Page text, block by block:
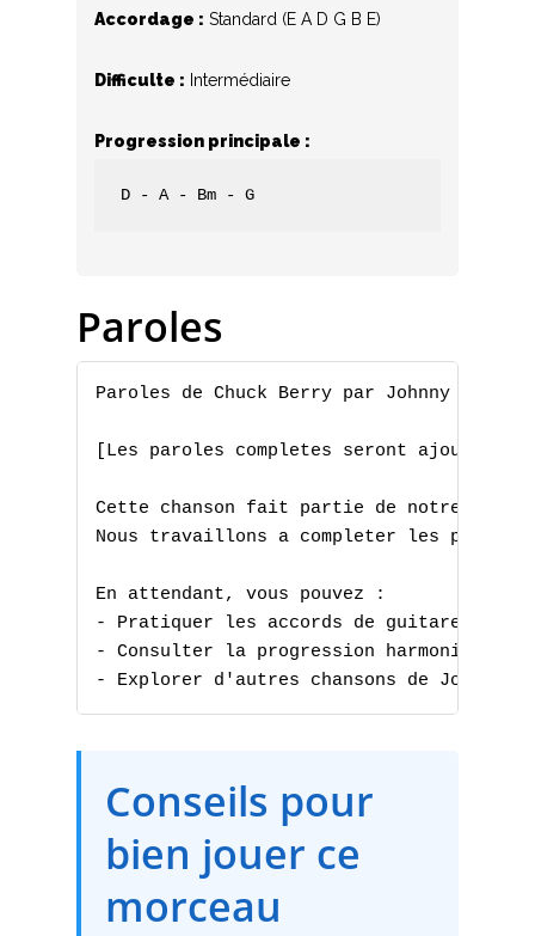
Accordage : Standard (E A D G B E)
Difficulte : Intermédiaire
Progression principale :
D - A - Bm - G
Paroles
Paroles de Chuck Berry par Johnny B.
[Les paroles completes seront ajoutees
Cette chanson fait partie de notre
Nous travaillons a completer les
En attendant, vous pouvez :
- Pratiquer les accords de guitare
- Consulter la progression harmonique
- Explorer d'autres chansons de Johnny B.
Conseils pour
bien jouer ce
morceau
A